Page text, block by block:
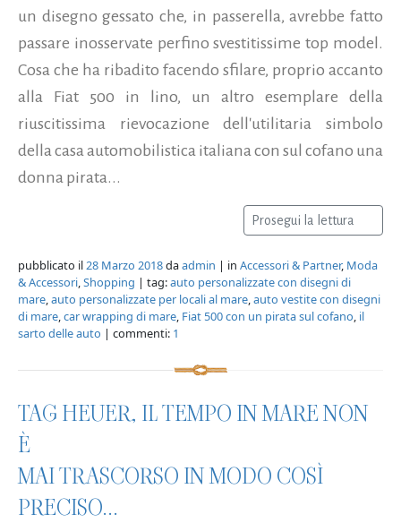
un disegno gessato che, in passerella, avrebbe fatto
passare inosservate perfino svestitissime top model.
Cosa che ha ribadito facendo sfilare, proprio accanto
alla Fiat 500 in lino, un altro esemplare della
riuscitissima rievocazione dell'utilitaria simbolo
della casa automobilistica italiana con sul cofano una
donna pirata...
Prosegui la lettura
pubblicato il28 Marzo 2018daadmin | in Accessori & Partner, Moda
& Accessori,Shopping | tag:auto personalizzate con disegni di
mare,auto personalizzate per locali al mare,auto vestite con disegni
di mare,car wrapping di mare, Fiat 500 con un pirata sul cofano, il
sarto delle auto | commenti: 1
TAG HEUER, IL TEMPO IN MARE NON
È
MAI TRASCORSO IN MODO COSÌ
PRECISO...